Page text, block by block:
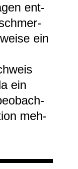
ent­
ein
ein
meh­